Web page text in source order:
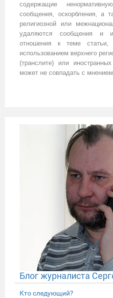
содержащие
сообщения, оскорбления, а
религиозной или
удаляются сообщения и
отношения к теме
использованием верхнего
(транслите) или
может не совпадать с
Блог журналиста
Кто следующий?